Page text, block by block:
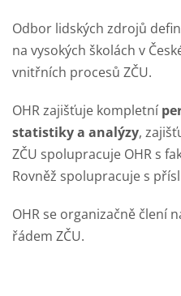
Odbor lidských zdrojů
na vysokých školách v
vnitřních procesů ZČU.
OHR zajišťuje kompletní
statistiky a analýzy,
ZČU spolupracuje OHR s
Rovněž spolupracuje s
OHR se organizačně člení
řádem ZČU.